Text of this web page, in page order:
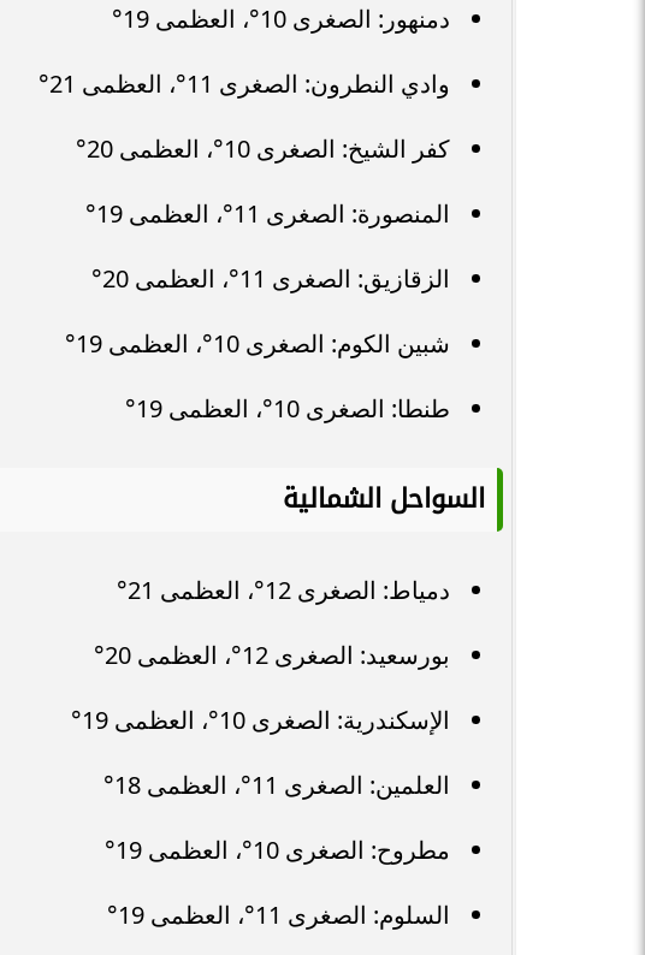
دمنهور: الصغرى 10°، العظمى 19°
وادي النطرون: الصغرى 11°، العظمى 21°
كفر الشيخ: الصغرى 10°، العظمى 20°
المنصورة: الصغرى 11°، العظمى 19°
الزقازيق: الصغرى 11°، العظمى 20°
شبين الكوم: الصغرى 10°، العظمى 19°
طنطا: الصغرى 10°، العظمى 19°
السواحل الشمالية
دمياط: الصغرى 12°، العظمى 21°
بورسعيد: الصغرى 12°، العظمى 20°
الإسكندرية: الصغرى 10°، العظمى 19°
العلمين: الصغرى 11°، العظمى 18°
مطروح: الصغرى 10°، العظمى 19°
السلوم: الصغرى 11°، العظمى 19°